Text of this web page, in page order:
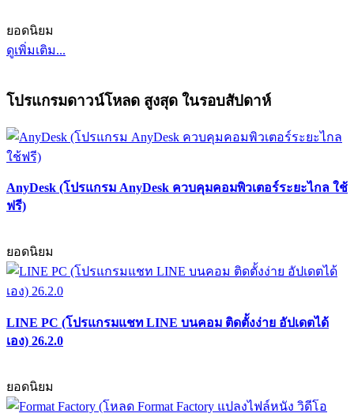
ยอดนิยม
ดูเพิ่มเติม...
โปรแกรมดาวน์โหลด สูงสุด ในรอบสัปดาห์
AnyDesk (โปรแกรม AnyDesk ควบคุมคอมพิวเตอร์ระยะไกล ใช้
ฟรี)
ยอดนิยม
LINE PC (โปรแกรมแชท LINE บนคอม ติดตั้งง่าย อัปเดตได้
เอง) 26.2.0
ยอดนิยม